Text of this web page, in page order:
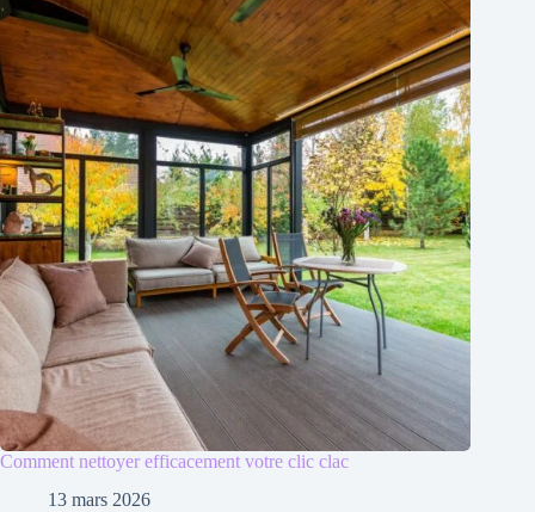
Comment nettoyer efficacement votre clic clac
13 mars 2026